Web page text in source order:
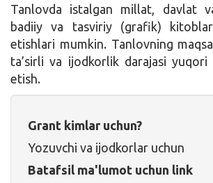
Tanlovda istalgan millat, davlat
badiiy va tasviriy (grafik)
etishlari mumkin. Tanlovning
ta’sirli va ijodkorlik darajasi yuqori
etish.
Grant kimlar uchun?
Yozuvchi va ijodkorlar uchun
Batafsil ma'lumot uchun link